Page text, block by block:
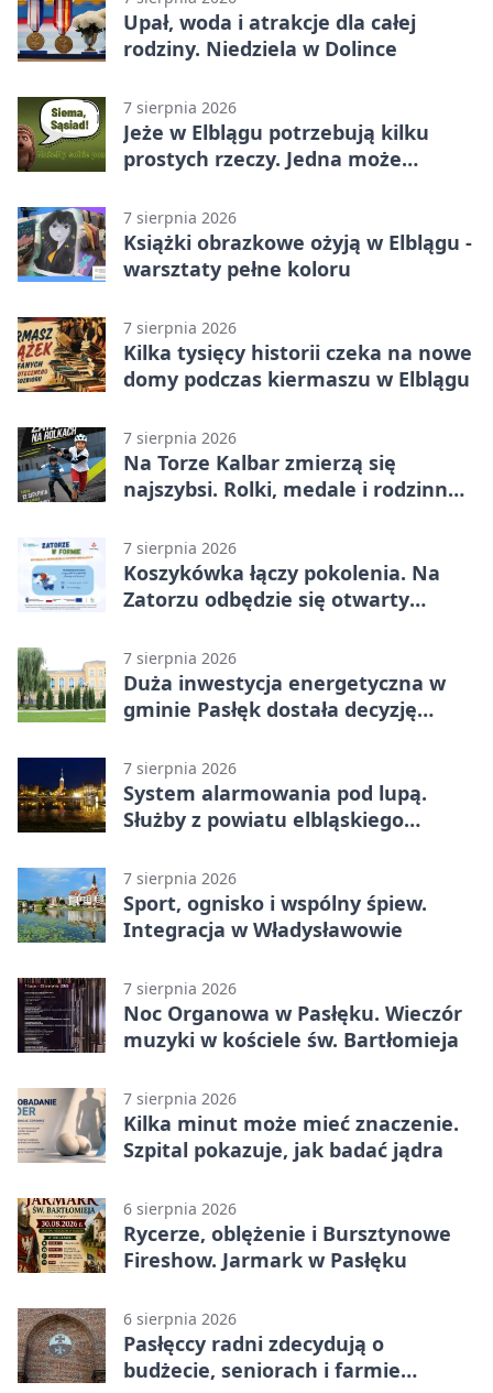
Upał, woda i atrakcje dla całej
rodziny. Niedziela w Dolince
7 sierpnia 2026
Jeże w Elblągu potrzebują kilku
prostych rzeczy. Jedna może
7 sierpnia 2026
Książki obrazkowe ożyją w Elblągu -
warsztaty pełne koloru
7 sierpnia 2026
Kilka tysięcy historii czeka na nowe
domy podczas kiermaszu w Elblągu
7 sierpnia 2026
Na Torze Kalbar zmierzą się
najszybsi. Rolki, medale i rodzinna
7 sierpnia 2026
Koszykówka łączy pokolenia. Na
Zatorzu odbędzie się otwarty
7 sierpnia 2026
Duża inwestycja energetyczna w
gminie Pasłęk dostała decyzję
7 sierpnia 2026
System alarmowania pod lupą.
Służby z powiatu elbląskiego
7 sierpnia 2026
Sport, ognisko i wspólny śpiew.
Integracja w Władysławowie
7 sierpnia 2026
Noc Organowa w Pasłęku. Wieczór
muzyki w kościele św. Bartłomieja
7 sierpnia 2026
Kilka minut może mieć znaczenie.
Szpital pokazuje, jak badać jądra
6 sierpnia 2026
Rycerze, oblężenie i Bursztynowe
Fireshow. Jarmark w Pasłęku
6 sierpnia 2026
Pasłęccy radni zdecydują o
budżecie, seniorach i farmie